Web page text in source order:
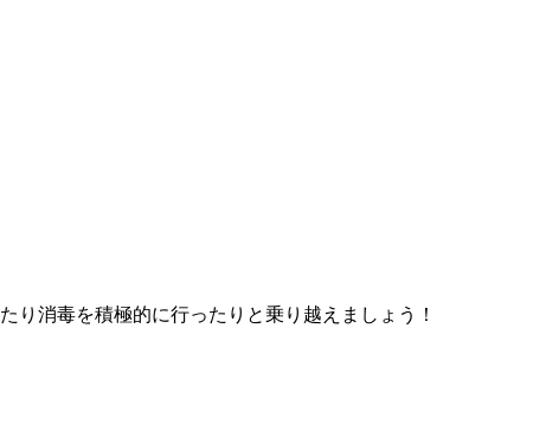
り消毒を積極的に行ったりと乗り越えましょう！